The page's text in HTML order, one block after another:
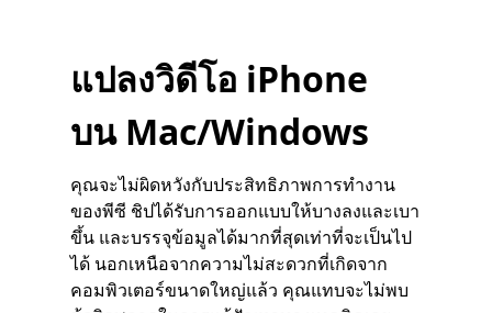
แปลงวิดีโอ iPhone
บน Mac/Windows
คุณจะไม่ผิดหวังกับประสิทธิภาพการทำงาน
ของพีซี ชิปได้รับการออกแบบให้บางลงและเบา
ขึ้น และบรรจุข้อมูลได้มากที่สุดเท่าที่จะเป็นไป
ได้ นอกเหนือจากความไม่สะดวกที่เกิดจาก
คอมพิวเตอร์ขนาดใหญ่แล้ว คุณแทบจะไม่พบ